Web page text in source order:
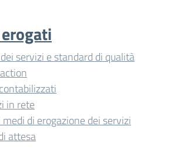
servizi e standard di qualità
in rete
medi di erogazione dei servizi
attesa